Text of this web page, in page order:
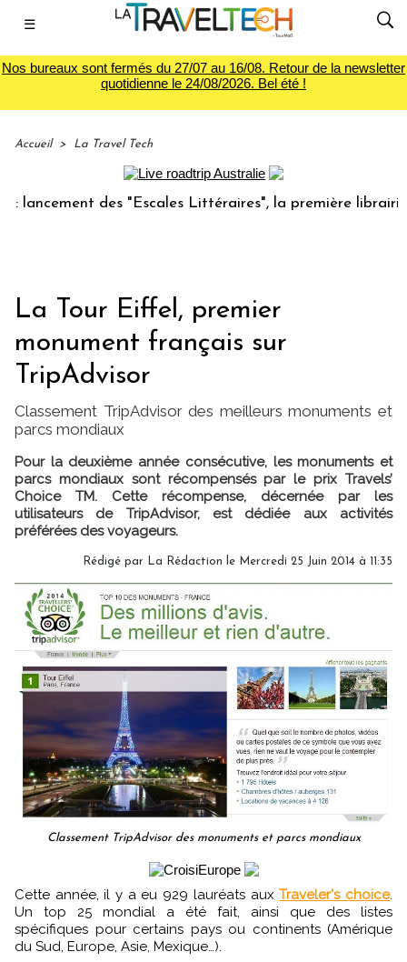
☰
Nos bureaux sont fermés du 27/07 au 16/08. Retour de la newsletter
quotidienne le 24/08/2026. Bel été !
Accueil > La Travel Tech
des "Escales Littéraires", la première librairie du
La Tour Eiffel, premier
monument français sur
TripAdvisor
Classement TripAdvisor des meilleurs monuments et
parcs mondiaux
Pour la deuxième année consécutive, les monuments et
parcs mondiaux sont récompensés par le prix Travels’
Choice TM. Cette récompense, décernée par les
utilisateurs de TripAdvisor, est dédiée aux activités
préférées des voyageurs.
Rédigé par La Rédaction le Mercredi 25 Juin 2014 à 11:35
Classement TripAdvisor des monuments et parcs mondiaux
Cette année, il y a eu 929 lauréats auxTraveler's choice.
Un top 25 mondial a été fait, ainsi que des listes
spécifiques pour certains pays ou continents (Amérique
du Sud, Europe, Asie, Mexique…).